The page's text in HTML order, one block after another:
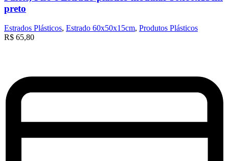
preto
Estrados Plásticos, Estrado 60x50x15cm, Produtos Plásticos
R$ 65,80